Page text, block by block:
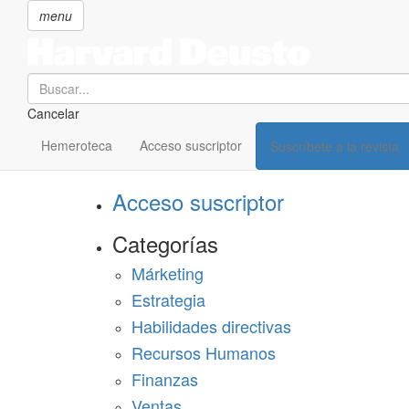
menu
Search
Cancelar
Hemeroteca Acceso suscriptor Suscríbete a la revista
SECCIONES
Suscríbete a Harvard Deusto
Acceso suscriptor
Categorías
Márketing
Estrategia
Habilidades directivas
Recursos Humanos
Finanzas